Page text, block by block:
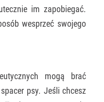
im zapobiegać.
wesprzeć swojego
mogą brać
psy. Jeśli chcesz